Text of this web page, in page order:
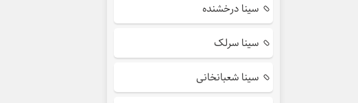
سینا درخشنده
سینا سرلک
سینا شعبانخانی